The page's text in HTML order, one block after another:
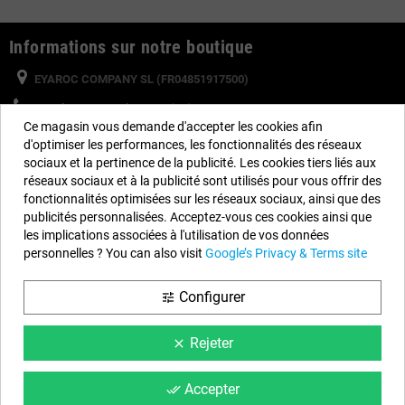
Informations sur notre boutique
EYAROC COMPANY SL (FR04851917500)
Appelez-nous maintenant (FR) :0187 654 060
Appelez-nous maintenant (BE) : 234 20828
Horaire : Lundi au Vendredi de 9 h à 14 h et de 15 h à 18 h
Email :info@piscinehorssol.com
Nous suivre
Ce magasin vous demande d'accepter les cookies afin
d'optimiser les performances, les fonctionnalités des réseaux
sociaux et la pertinence de la publicité. Les cookies tiers liés aux
réseaux sociaux et à la publicité sont utilisés pour vous offrir des
fonctionnalités optimisées sur les réseaux sociaux, ainsi que des
publicités personnalisées. Acceptez-vous ces cookies ainsi que
les implications associées à l'utilisation de vos données
personnelles ? You can also visit Google’s Privacy & Terms site
tune Configurer
clear Rejeter
done_all Accepter